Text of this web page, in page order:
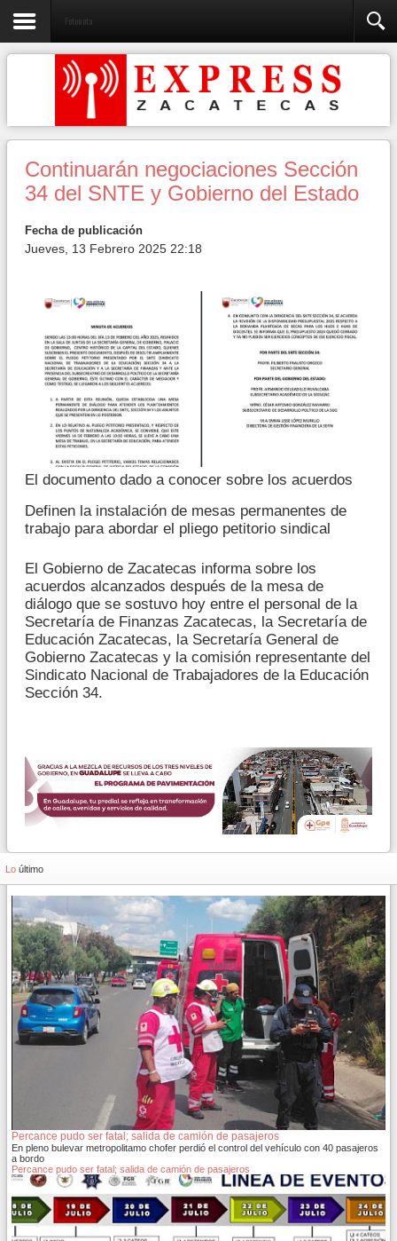
Fotonota
Continuarán negociaciones Sección
34 del SNTE y Gobierno del Estado
Fecha de publicación
Jueves, 13 Febrero 2025 22:18
El documento dado a conocer sobre los acuerdos
Definen la instalación de mesas permanentes de
trabajo para abordar el pliego petitorio sindical
El Gobierno de Zacatecas informa sobre los
acuerdos alcanzados después de la mesa de
diálogo que se sostuvo hoy entre el personal de la
Secretaría de Finanzas Zacatecas, la Secretaría de
Educación Zacatecas, la Secretaría General de
Gobierno Zacatecas y la comisión representante del
Sindicato Nacional de Trabajadores de la Educación
Sección 34.
Lo último
Percance pudo ser fatal; salida de camión de pasajeros
En pleno bulevar metropolitamo chofer perdió el control del vehículo con 40 pasajeros
a bordo
Percance pudo ser fatal; salida de camión de pasajeros